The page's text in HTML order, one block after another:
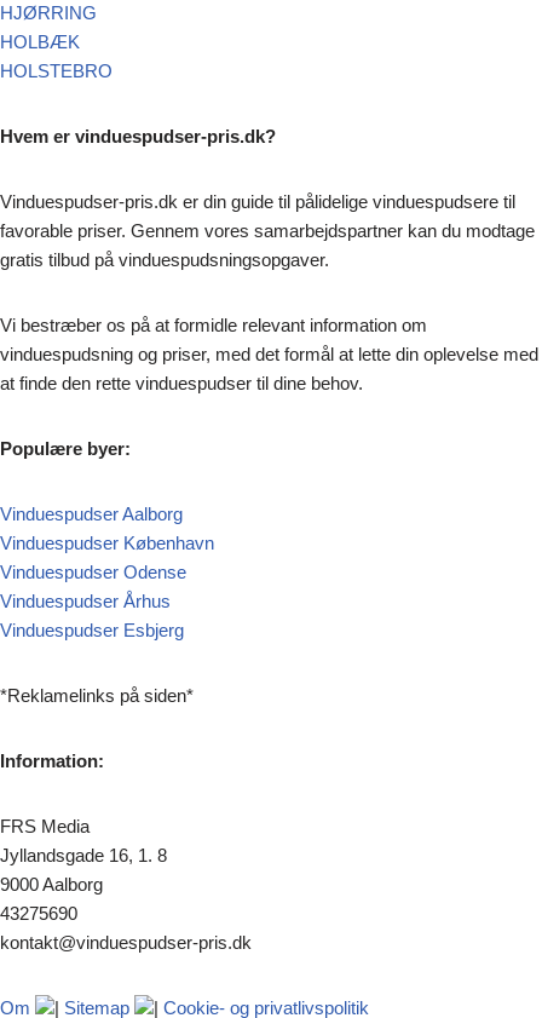
HJØRRING
HOLBÆK
HOLSTEBRO
Hvem er vinduespudser-pris.dk?
Vinduespudser-pris.dk er din guide til pålidelige vinduespudsere til
favorable priser. Gennem vores samarbejdspartner kan du modtage
gratis tilbud på vinduespudsningsopgaver.
Vi bestræber os på at formidle relevant information om
vinduespudsning og priser, med det formål at lette din oplevelse med
at finde den rette vinduespudser til dine behov.
Populære byer:
Vinduespudser Aalborg
Vinduespudser København
Vinduespudser Odense
Vinduespudser Århus
Vinduespudser Esbjerg
*Reklamelinks på siden*
Information:
FRS Media
Jyllandsgade 16, 1. 8
9000 Aalborg
43275690
kontakt@vinduespudser-pris.dk
Om | Sitemap | Cookie- og privatlivspolitik